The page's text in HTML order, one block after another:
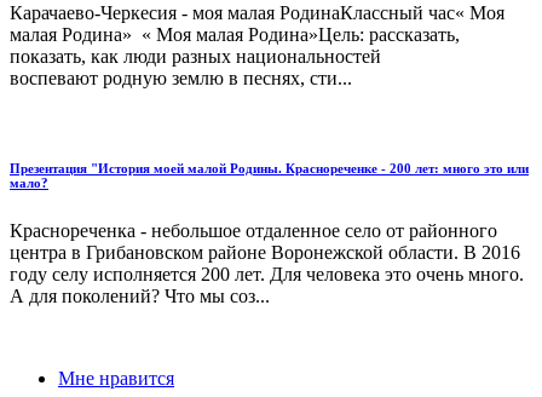
Карачаево-Черкесия - моя малая РодинаКлассный час« Моя
малая Родина» « Моя малая Родина»Цель: рассказать,
показать, как люди разных национальностей
воспевают родную землю в песнях, сти...
Презентация "История моей малой Родины. Краснореченке - 200 лет: много это или
мало?
Краснореченка - небольшое отдаленное село от районного
центра в Грибановском районе Воронежской области. В 2016
году селу исполняется 200 лет. Для человека это очень много.
А для поколений? Что мы соз...
Мне нравится